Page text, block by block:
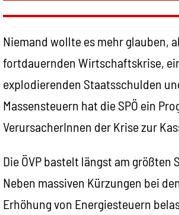
Niemand wollte es mehr glauben,
fortdauernden Wirtschaftskrise,
explodierenden Staatsschulden
Massensteuern hat die SPÖ ein
VerursacherInnen der Krise zur
Die ÖVP bastelt längst am
Neben massiven Kürzungen bei
Erhöhung von Energiesteuern